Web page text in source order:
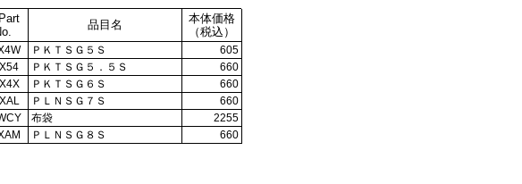
品目名
本体価格
（税込）
ＰＫＴＳＧ５Ｓ
605
ＰＫＴＳＧ５．５Ｓ
660
ＰＫＴＳＧ６Ｓ
660
ＰＬＮＳＧ７Ｓ
660
布袋
2255
ＰＬＮＳＧ８Ｓ 660